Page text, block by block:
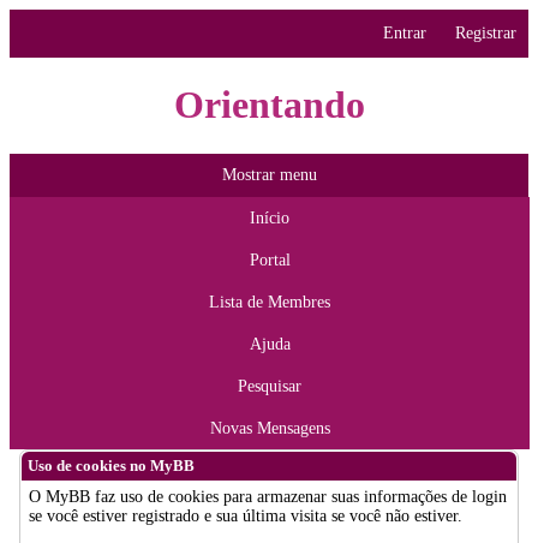
Entrar Registrar
Orientando
Mostrar menu
Início
Portal
Lista de Membres
Ajuda
Pesquisar
Novas Mensagens
Uso de cookies no MyBB
O MyBB faz uso de cookies para armazenar suas informações de login
se você estiver registrado e sua última visita se você não estiver.